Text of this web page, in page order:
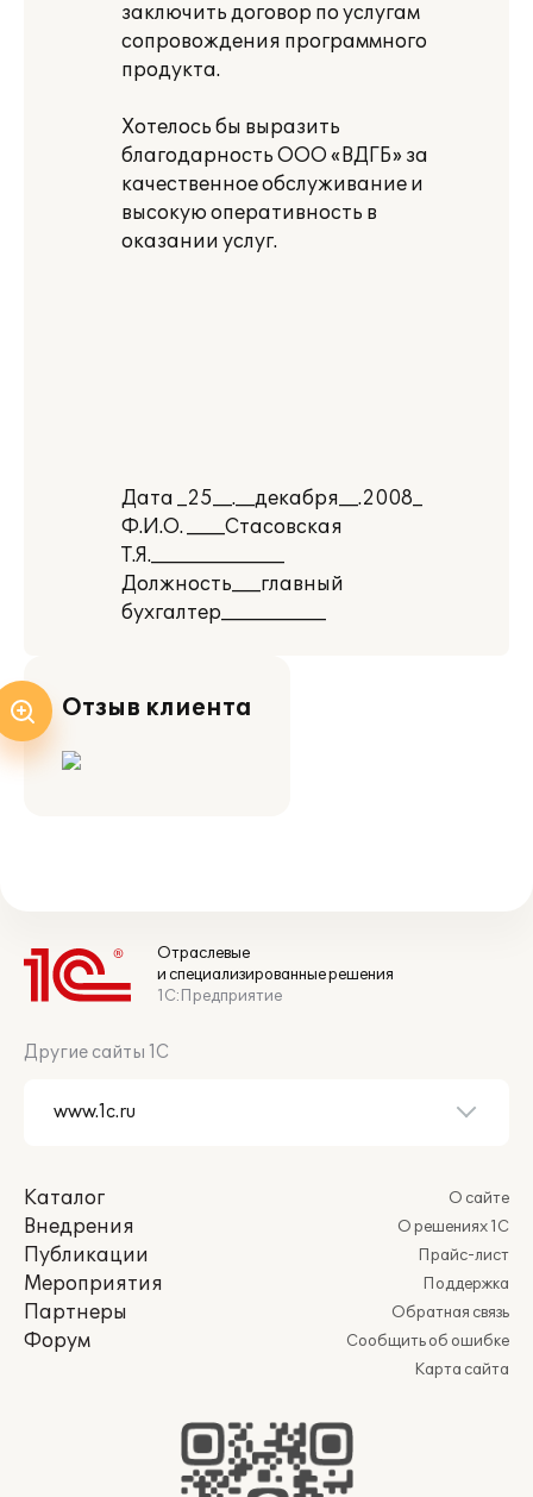
заключить договор по услугам
сопровождения программного
продукта.
Хотелось бы выразить
благодарность ООО «ВДГБ» за
качественное обслуживание и
высокую оперативность в
оказании услуг.
Дата _25__.__декабря__.2008_
Ф.И.О. ____Стасовская
Т.Я.______________
Должность___главный
бухгалтер___________
Отзыв клиента
Отраслевые
и специализированные решения
1С:Предприятие
Другие сайты 1С
Каталог
Внедрения
Публикации
Мероприятия
Партнеры
Форум
О сайте
О решениях 1С
Прайс-лист
Поддержка
Обратная связь
Сообщить об ошибке
Карта сайта